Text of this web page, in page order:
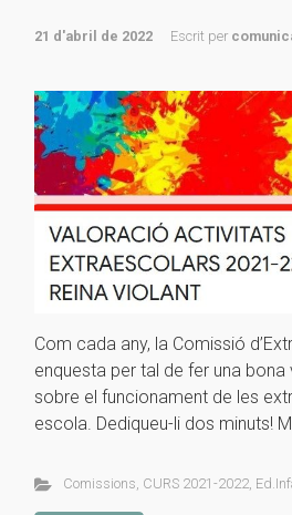
21 d'abril de 2022 Escrit per
Com cada any, la Comissió
enquesta per tal de fer una
sobre el funcionament de les
escola. Dediqueu-li dos minuts!
Comissions CURS 2021-2022,